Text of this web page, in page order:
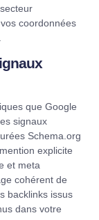
coordonnées
que Google
signaux
Schema.org
explicite
et meta
cohérent de
backlinks issus
dans votre